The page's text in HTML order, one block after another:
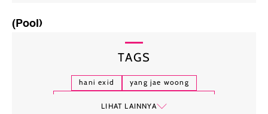
(Pool)
TAGS
hani exid
yang jae woong
LIHAT LAINNYA